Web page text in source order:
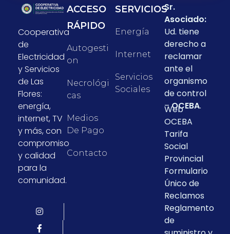
Cooperativa
de
Electricidad
y Servicios
de Las
Flores:
energía,
internet, TV
y más, con
compromiso
y calidad
para la
comunidad.
ACCESO
RÁPIDO
Autogesti
On
Necrológi
Cas
Medios
De Pago
Contacto
SERVICIOS
Energía
Internet
Servicios
Sociales
Sr.
Asociado:
Ud. tiene
derecho a
reclamar
ante el
organismo
de control
–OCEBA.
Web
OCEBA
Tarifa
Social
Provincial
Formulario
Único de
Reclamos
Reglamento
de